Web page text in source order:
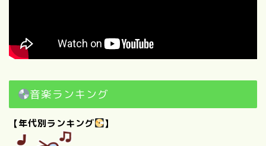
音楽ランキング
【年代別ランキング 】